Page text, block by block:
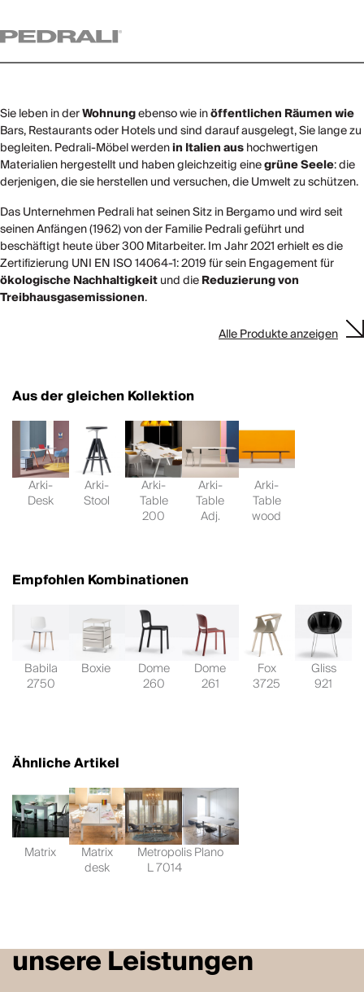
Sie leben in derWohnungebenso wie inöffentlichen Räumen wie
Bars, Restaurants oder Hotels und sind darauf ausgelegt, Sie lange zu
begleiten. Pedrali-Möbel werdenin Italien aushochwertigen
Materialien hergestellt und haben gleichzeitig einegrüne Seele: die
derjenigen, die sie herstellen und versuchen, die Umwelt zu schützen.
Das Unternehmen Pedrali hat seinen Sitz in Bergamo und wird seit
seinen Anfängen (1962) von der Familie Pedrali geführt und
beschäftigt heute über 300 Mitarbeiter. Im Jahr 2021 erhielt es die
Zertifizierung UNI EN ISO 14064-1: 2019 für sein Engagement für
ökologische Nachhaltigkeitund dieReduzierung von
Treibhausgasemissionen.
Alle Produkte anzeigen
Aus der gleichen Kollektion
Arki-
Desk
Arki-
Stool
Arki-
Table
200
Arki-
Table
Adj.
Arki-
Table
wood
Empfohlen Kombinationen
Babila
2750
Boxie Dome
260
Dome
261
Fox
3725
Gliss
921
Ähnliche Artikel
Matrix Matrix
desk
Metropolis
L 7014
Plano
unsere Leistungen